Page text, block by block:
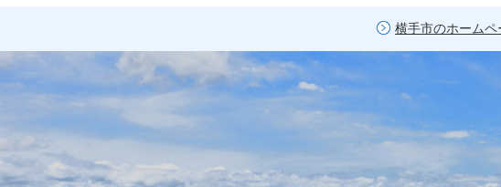
横手市のホームペ